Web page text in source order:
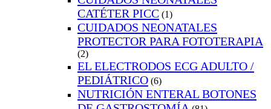
CATÉTER PICC (1)
CUIDADOS NEONATALES
PROTECTOR PARA FOTOTERAPIA
(2)
EL ELECTRODOS ECG ADULTO /
PEDIÁTRICO (6)
NUTRICIÓN ENTERAL BOTONES